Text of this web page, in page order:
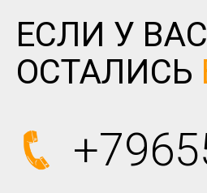
ЕСЛИ У ВАС
ОСТАЛИСЬ